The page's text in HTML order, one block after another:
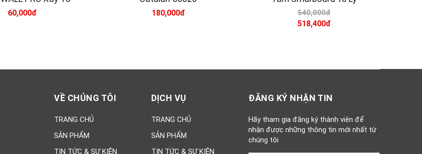
60,000đ 180,000đ 540,000đ
518,400đ
VỀ CHÚNG TÔI
TRANG CHỦ
SẢN PHẨM
TIN TỨC & SỰ KIỆN
DỊCH VỤ
TRANG CHỦ
SẢN PHẨM
TIN TỨC & SỰ KIỆN
ĐĂNG KÝ NHẬN TIN
Hãy tham gia đăng ký thành viên để
nhận được những thông tin mới nhất từ
chúng tôi